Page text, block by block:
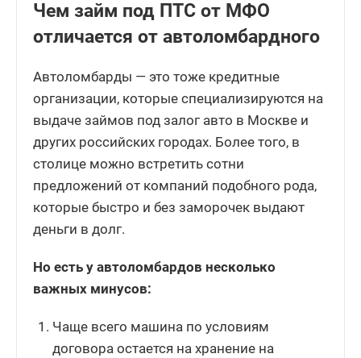
Чем займ под ПТС от МФО
отличается от автоломбардного
Автоломбарды — это тоже кредитные
организации, которые специализируются на
выдаче займов под залог авто в Москве и
других российских городах. Более того, в
столице можно встретить сотни
предложений от компаний подобного рода,
которые быстро и без заморочек выдают
деньги в долг.
Но есть у автоломбардов несколько
важных минусов:
Чаще всего машина по условиям
договора остается на хранение на